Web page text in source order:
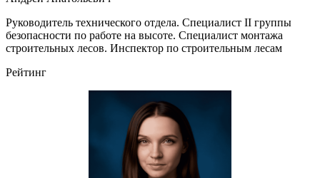
Руководитель технического отдела. Специалист II группы
безопасности по работе на высоте. Специалист монтажа
строительных лесов. Инспектор по строительным лесам
Рейтинг